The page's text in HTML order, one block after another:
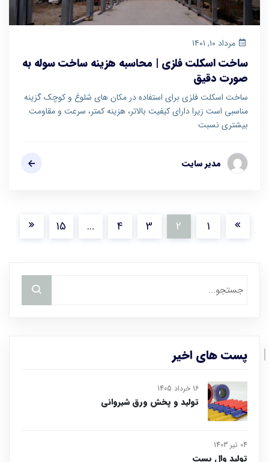
مرداد ۱۰, ۱۴۰۱
ساخت اسکلت فلزی | محاسبه هزینه ساخت سوله به
صورت دقیق
ساخت اسکلت فلزی برای استفاده در مکان های شلوغ و کوچک گزینه
مناسبی است زیرا دارای کیفیت بالاتر، هزینه کمتر، سرعت و مقاومت
بیشتری نسبت
مدیر سایت
1
2
3
4
…
15
پست های اخیر
16 خرداد 1405
تولید و پخش ورق شیروانی
04 تیر 1403
تولید وال پست